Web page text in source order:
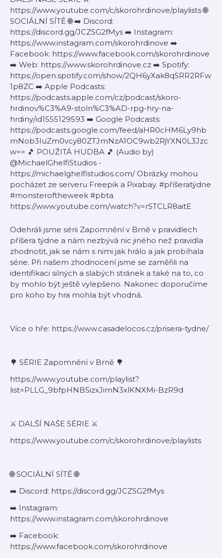
https://www.youtube.com/c/skorohrdinove/playlists 🌐
SOCIÁLNÍ SÍTĚ 🌐 ➡️ Discord:
https://discord.gg/JCZSG2fMys ➡️ Instagram:
https://www.instagram.com/skorohrdinove ➡️
Facebook: https://www.facebook.com/skorohrdinove
➡️ Web: https://www.skorohrdinove.cz ➡️ Spotify:
https://open.spotify.com/show/2QH6yXak8qSRR2RFw
1p8ZC ➡️ Apple Podcasts:
https://podcasts.apple.com/cz/podcast/skoro-
hrdinov%C3%A9-stoln%C3%AD-rpg-hry-na-
hrdiny/id1555129593 ➡️ Google Podcasts:
https://podcasts.google.com/feed/aHR0cHM6Ly9hb
mNob3IuZm0vcy80ZTJmNzA1OC9wb2RjYXN0L3Jzc
w== 🎵 POUŽITÁ HUDBA 🎵 (Audio by)
@MichaelGhelfiStudios -
https://michaelghelfistudios.com/ Obrázky mohou
pocházet ze serveru Freepik a Pixabay. #příšeratýdne
#monsteroftheweek #pbta
https://www.youtube.com/watch?v=rSTCLR8aitE
Odehráli jsme sérii Zapomnění v Brně v pravidlech
příšera týdne a nám nezbývá nic jiného než pravidla
zhodnotit, jak se nám s nimi jak hrálo a jak probíhala
série. Při našem zhodnocení jsme se zaměřili na
identifikaci silných a slabých stránek a také na to, co
by mohlo být ještě vylepšeno. Nakonec doporučíme
pro koho by hra mohla být vhodná.
Více o hře: https://www.casadelocos.cz/prisera-tydne/
🌳 SÉRIE Zapomnění v Brně 🌳
https://www.youtube.com/playlist?
list=PLLG_9bfpHNB5izxJimN3xlKNXMi-BzR9d
⚔️ DALŠÍ NAŠE SÉRIE ⚔️
https://www.youtube.com/c/skorohrdinove/playlists
🌐 SOCIÁLNÍ SÍTĚ 🌐
➡️ Discord: https://discord.gg/JCZSG2fMys
➡️ Instagram:
https://www.instagram.com/skorohrdinove
➡️ Facebook:
https://www.facebook.com/skorohrdinove